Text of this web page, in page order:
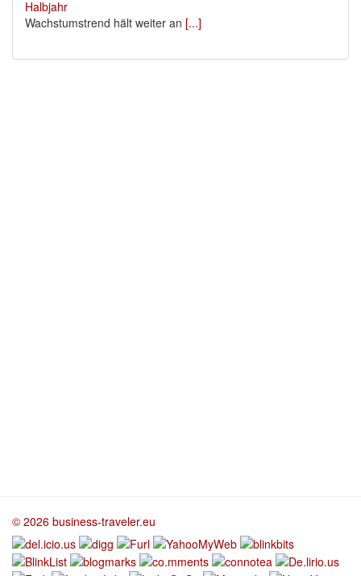
Wachstumstrend hält weiter an [...]
© 2026 business-traveler.eu